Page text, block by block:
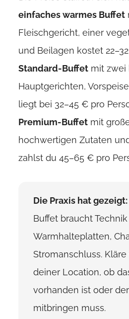
einfaches warmes Buffet
Fleischgericht, einer
und Beilagen kostet
Standard-Buffetmit zwei
Hauptgerichten,
liegt bei 32–45 € pro
Premium-Buffetmit
hochwertigen Zutaten
zahlst du 45–65 € pro
Die Praxis hat gezeigt:
Buffet braucht Technik
Warmhalteplatten,
Stromanschluss.
deiner Location, ob
vorhanden ist oder
mitbringen muss.